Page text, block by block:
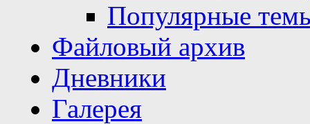
Популярные
Файловый архив
Дневники
Галерея